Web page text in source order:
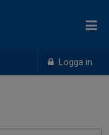
Logga in